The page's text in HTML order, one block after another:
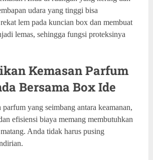
udara yang tinggi bisa
lem pada kuncian box dan membuat
lemas, sehingga fungsi proteksinya
Kemasan Parfum
Bersama Box Ide
yang seimbang antara keamanan,
efisiensi biaya memang membutuhkan
Anda tidak harus pusing